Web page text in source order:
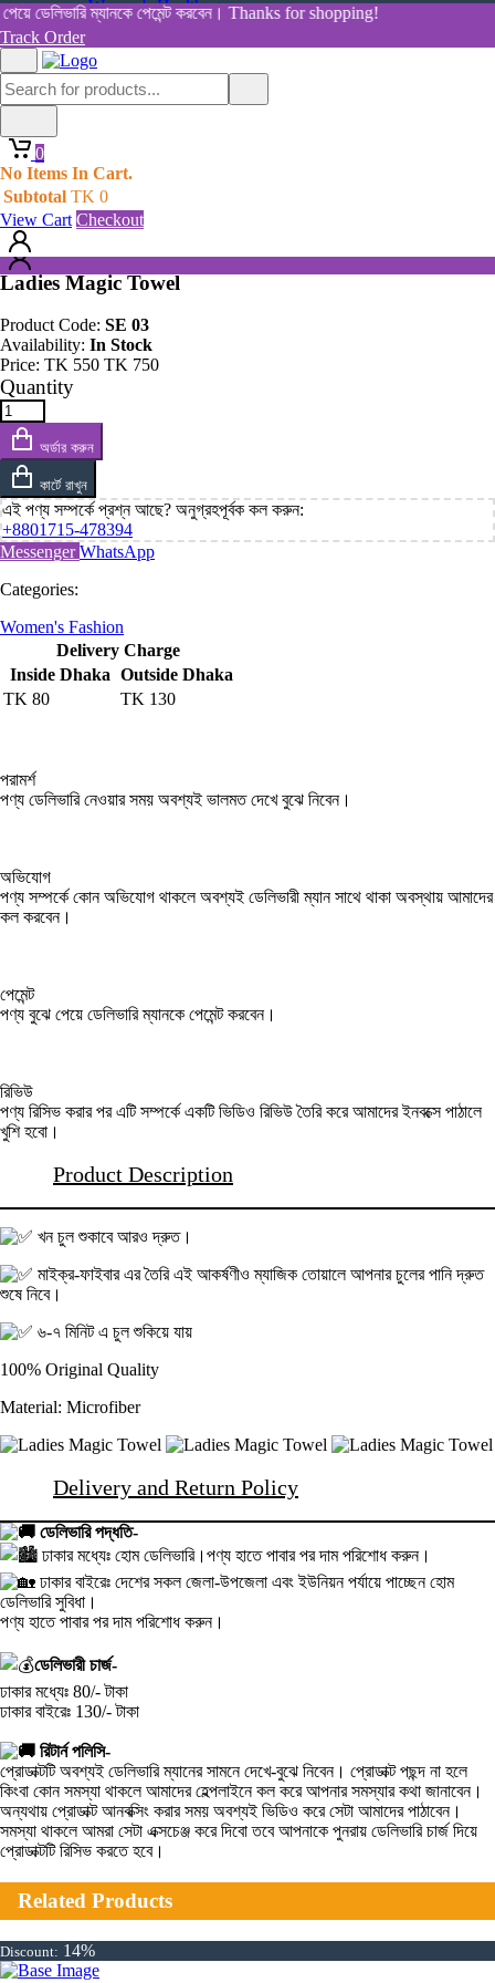
ডেলিভারি ম্যানকে পেমেন্ট করবেন। Thanks for shopping!
Track Order
0
No Items In Cart.
Subtotal TK 0
View Cart Checkout
Women's Health
View All Categories
Shop By Category
Home
0
No Items In Cart.
Subtotal TK0
View Cart
Ladies Magic Towel
Ladies Magic Towel
Product Code: SE 03
Availability: In Stock
Price: TK 550 TK 750
Quantity
অর্ডার করুন
কার্টে রাখুন
এই পণ্য সম্পর্কে প্রশ্ন আছে? অনুগ্রহপূর্বক কল করুন:
+8801715-478394
MessengerWhatsApp
Categories:
Women's Fashion
Delivery Charge
Inside Dhaka Outside Dhaka
TK 80 TK 130
পরামর্শ
পণ্য ডেলিভারি নেওয়ার সময় অবশ্যই ভালমত দেখে বুঝে নিবেন।
অভিযোগ
পণ্য সম্পর্কে কোন অভিযোগ থাকলে অবশ্যই ডেলিভারী ম্যান সাথে থাকা অবস্থায় আমাদের
কল করবেন।
পেমেন্ট
পণ্য বুঝে পেয়ে ডেলিভারি ম্যানকে পেমেন্ট করবেন।
রিভিউ
পণ্য রিসিভ করার পর এটি সম্পর্কে একটি ভিডিও রিভিউ তৈরি করে আমাদের ইনবক্সে পাঠালে
খুশি হবো।
Product Description
খন চুল শুকাবে আরও দ্রুত।
মাইক্র-ফাইবার এর তৈরি এই আকর্ষণীও ম্যাজিক তোয়ালে আপনার চুলের পানি দ্রুত
শুষে নিবে।
৬-৭ মিনিট এ চুল শুকিয়ে যায়
100% Original Quality
Material: Microfiber
Delivery and Return Policy
ডেলিভারি পদ্ধতি-
ঢাকার মধ্যেঃ হোম ডেলিভারি।পণ্য হাতে পাবার পর দাম পরিশোধ করুন।
ঢাকার বাইরেঃ দেশের সকল জেলা-উপজেলা এবং ইউনিয়ন পর্যায়ে পাচ্ছেন হোম
ডেলিভারি সুবিধা।
পণ্য হাতে পাবার পর দাম পরিশোধ করুন।
ডেলিভারী চার্জ-
ঢাকার মধ্যেঃ 80/- টাকা
ঢাকার বাইরেঃ 130/- টাকা
রিটার্ন পলিসি-
প্রোডাক্টটি অবশ্যই ডেলিভারি ম্যানের সামনে দেখে-বুঝে নিবেন। প্রোডাক্ট পছন্দ না হলে
কিংবা কোন সমস্যা থাকলে আমাদের হেল্পলাইনে কল করে আপনার সমস্যার কথা জানাবেন।
অন্যথায় প্রোডাক্ট আনবক্সিং করার সময় অবশ্যই ভিডিও করে সেটা আমাদের পাঠাবেন।
সমস্যা থাকলে আমরা সেটা এক্সচেঞ্জ করে দিবো তবে আপনাকে পুনরায় ডেলিভারি চার্জ দিয়ে
প্রোডাক্টটি রিসিভ করতে হবে।
Related Products
Discount: 14%